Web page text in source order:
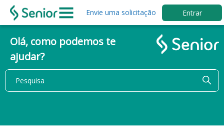
Envie uma solicitação Entrar
Olá, como podemos te
ajudar?